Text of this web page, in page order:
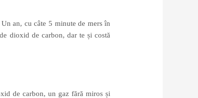
an, cu câte 5 minute de mers în
dioxid de carbon, dar te și costă
de carbon, un gaz fără miros și